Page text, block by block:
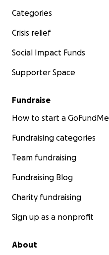
Categories
Crisis relief
Social Impact Funds
Supporter Space
Fundraise
How to start a GoFundMe
Fundraising categories
Team fundraising
Fundraising Blog
Charity fundraising
Sign up as a nonprofit
About